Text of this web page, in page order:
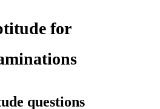
for
questions